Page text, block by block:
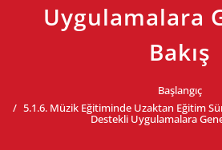
Uygulamalara
Bakış
Başlangıç
5.1.6. Müzik Eğitiminde Uzaktan Eğitim
Destekli Uygulamalara